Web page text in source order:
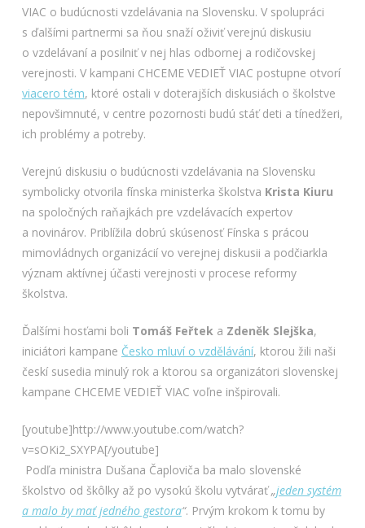
VIAC o budúcnosti vzdelávania na Slovensku. V spolupráci
s ďalšími partnermi sa ňou snaží oživiť verejnú diskusiu
o vzdelávaní a posilniť v nej hlas odbornej a rodičovskej
verejnosti. V kampani CHCEME VEDIEŤ VIAC postupne otvorí
viacero tém, ktoré ostali v doterajších diskusiách o školstve
nepovšimnuté, v centre pozornosti budú stáť deti a tínedžeri,
ich problémy a potreby.
Verejnú diskusiu o budúcnosti vzdelávania na Slovensku
symbolicky otvorila fínska ministerka školstva Krista Kiuru
na spoločných raňajkách pre vzdelávacích expertov
a novinárov. Priblížila dobrú skúsenosť Fínska s prácou
mimovládnych organizácií vo verejnej diskusii a podčiarkla
význam aktívnej účasti verejnosti v procese reformy
školstva.
Ďalšími hosťami boli Tomáš Feřteka Zdeněk Slejška,
iniciátori kampane Česko mluví o vzdělávání, ktorou žili naši
českí susedia minulý rok a ktorou sa organizátori slovenskej
kampane CHCEME VEDIEŤ VIAC voľne inšpirovali.
[youtube]http://www.youtube.com/watch?
v=sOKi2_SXYPA[/youtube]
Podľa ministra Dušana Čaploviča ba malo slovenské
školstvo od škôlky až po vysokú školu vytvárať„jeden systém
a malo by mať jedného gestora“. Prvým krokom k tomu by